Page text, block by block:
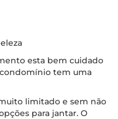
esta bem cuidado
tem uma
limitado e sem não
para jantar. O